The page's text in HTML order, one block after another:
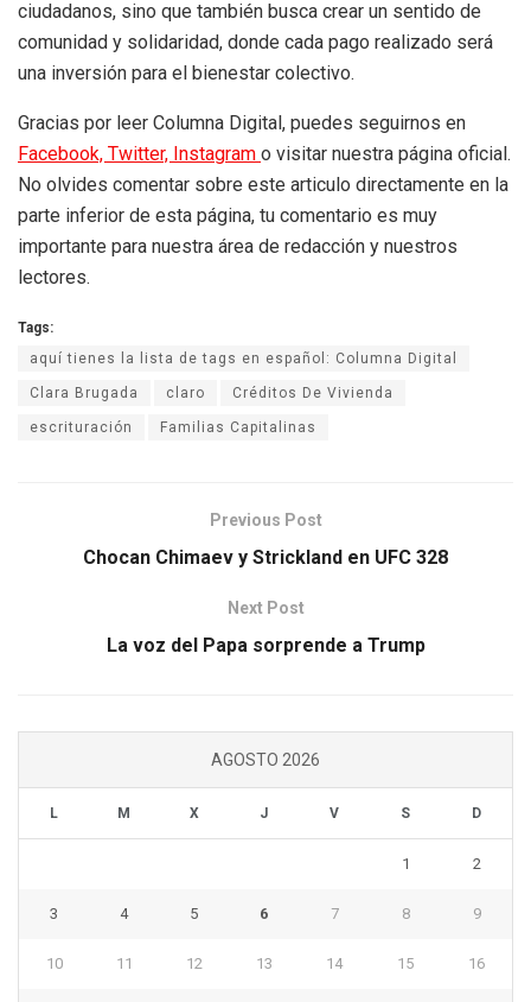
ciudadanos, sino que también busca crear un sentido de
comunidad y solidaridad, donde cada pago realizado será
una inversión para el bienestar colectivo.
Gracias por leer Columna Digital, puedes seguirnos en
Facebook, Twitter, Instagram o visitar nuestra página oficial.
No olvides comentar sobre este articulo directamente en la
parte inferior de esta página, tu comentario es muy
importante para nuestra área de redacción y nuestros
lectores.
Tags:
aquí tienes la lista de tags en español: Columna Digital
Clara Brugada claro Créditos De Vivienda
escrituración Familias Capitalinas
Previous Post
Chocan Chimaev y Strickland en UFC 328
Next Post
La voz del Papa sorprende a Trump
AGOSTO 2026
L M X J V S D
1 2
3 4 5 6 7 8 9
10 11 12 13 14 15 16